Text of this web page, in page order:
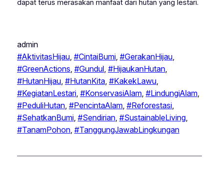
dapat terus merasakan manfaat dari hutan yang lestari.
admin
#AktivitasHijau, #CintaiBumi, #GerakanHijau
#GreenActions, #Gundul, #HijaukanHutan
#HutanHijau, #HutanKita, #KakekLawu
#KegiatanLestari, #KonservasiAlam, #LindungiAlam
#PeduliHutan, #PencintaAlam, #Reforestasi
#SehatkanBumi, #Sendirian, #SustainableLiving
#TanamPohon, #TanggungJawabLingkungan